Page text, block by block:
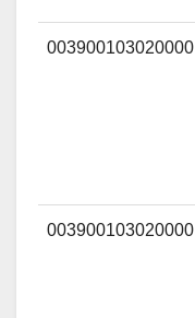
003900103020000
003900103020000